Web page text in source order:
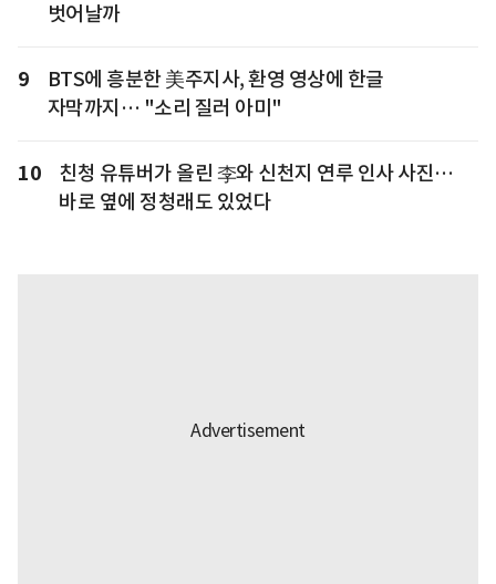
벗어날까
9
BTS에 흥분한 美주지사, 환영 영상에 한글
자막까지… "소리 질러 아미"
10
친청 유튜버가 올린 李와 신천지 연루 인사 사진…
바로 옆에 정청래도 있었다